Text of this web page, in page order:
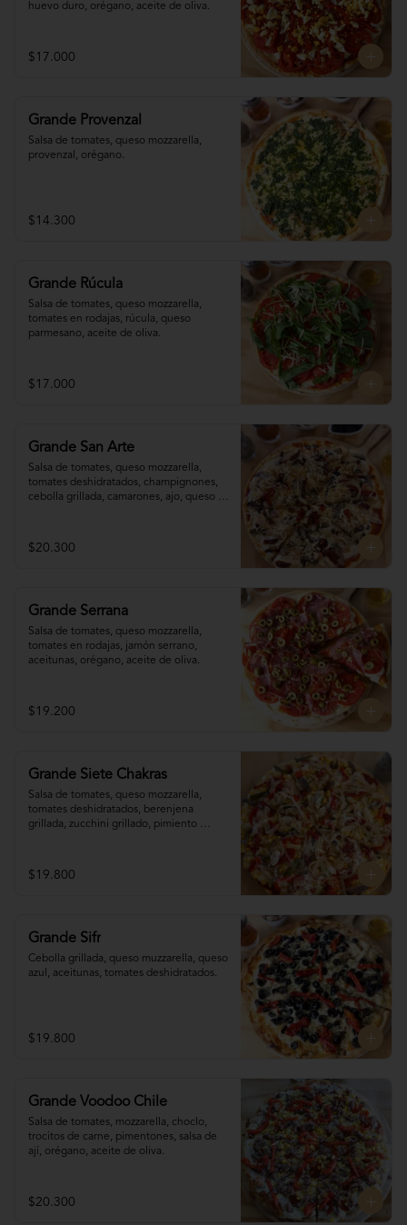
huevo duro, orégano, aceite de oliva.
$17.000
Grande Provenzal
Salsa de tomates, queso mozzarella,
provenzal, orégano.
$14.300
Grande Rúcula
Salsa de tomates, queso mozzarella,
tomates en rodajas, rúcula, queso
parmesano, aceite de oliva.
$17.000
Grande San Arte
Salsa de tomates, queso mozzarella,
tomates deshidratados, champignones,
cebolla grillada, camarones, ajo, queso
$20.300
Grande Serrana
Salsa de tomates, queso mozzarella,
tomates en rodajas, jamón serrano,
aceitunas, orégano, aceite de oliva.
$19.200
Grande Siete Chakras
Salsa de tomates, queso mozzarella,
tomates deshidratados, berenjena
grillada, zucchini grillado, pimiento
$19.800
Grande Sifr
Cebolla grillada, queso muzzarella, queso
azul, aceitunas, tomates deshidratados.
$19.800
Grande Voodoo Chile
Salsa de tomates, mozzarella, choclo,
trocitos de carne, pimentones, salsa de
ají, orégano, aceite de oliva.
$20.300